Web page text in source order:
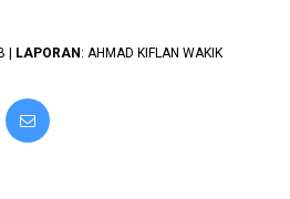
| LAPORAN: AHMAD KIFLAN WAKIK